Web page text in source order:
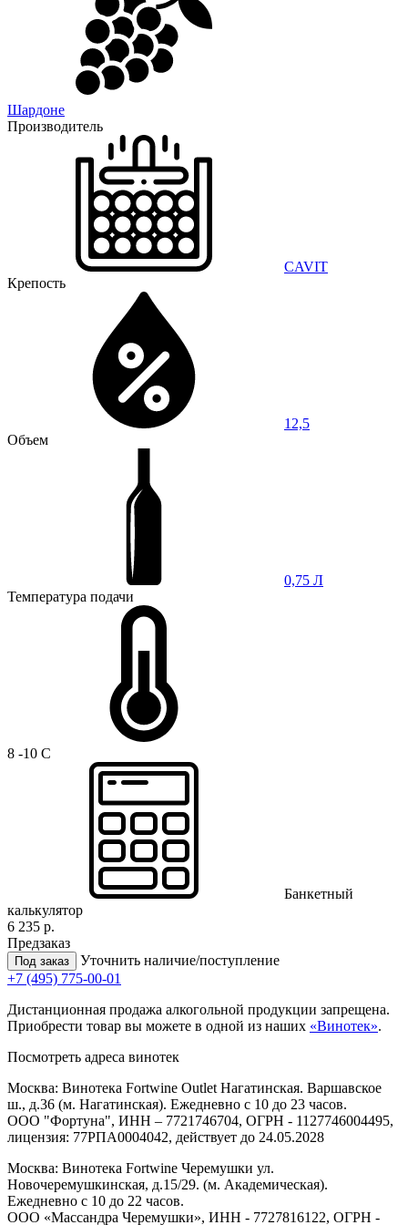
Шардоне
Производитель
CAVIT
Крепость
12,5
Объем
0,75 Л
Температура подачи
8 -10 C
Банкетный
калькулятор
6 235 р.
Предзаказ
Под заказ
Уточнить наличие/поступление
+7 (495) 775-00-01
Дистанционная продажа алкогольной продукции запрещена.
Приобрести товар вы можете в одной из наших «Винотек».
Посмотреть адреса винотек
Москва: Винотека Fortwine Outlet Нагатинская. Варшавское
ш., д.36 (м. Нагатинская). Ежедневно с 10 до 23 часов.
ООО "Фортуна", ИНН – 7721746704, ОГРН - 1127746004495,
лицензия: 77РПА0004042, действует до 24.05.2028
Москва: Винотека Fortwine Черемушки ул.
Новочеремушкинская, д.15/29. (м. Академическая).
Ежедневно с 10 до 22 часов.
ООО «Массандра Черемушки», ИНН - 7727816122, ОГРН -